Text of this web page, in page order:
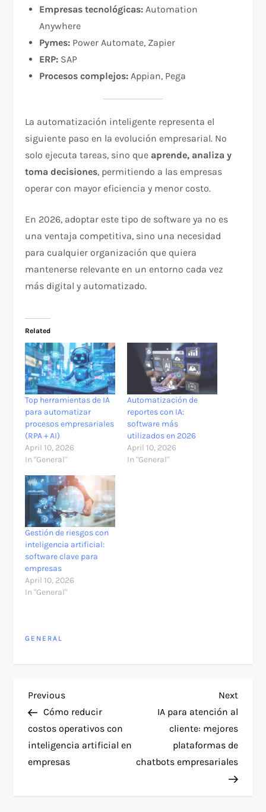
Empresas tecnológicas: Automation
Anywhere
Pymes: Power Automate, Zapier
ERP: SAP
Procesos complejos: Appian, Pega
La automatización inteligente representa el
siguiente paso en la evolución empresarial. No
solo ejecuta tareas, sino que aprende, analiza y
toma decisiones, permitiendo a las empresas
operar con mayor eficiencia y menor costo.
En 2026, adoptar este tipo de software ya no es
una ventaja competitiva, sino una necesidad
para cualquier organización que quiera
mantenerse relevante en un entorno cada vez
más digital y automatizado.
Related
Top herramientas de IA
para automatizar
procesos empresariales
(RPA + AI)
April 10, 2026
In "General"
Automatización de
reportes con IA:
software más
utilizados en 2026
April 10, 2026
In "General"
Gestión de riesgos con
inteligencia artificial:
software clave para
empresas
April 10, 2026
In "General"
GENERAL
P
o
s
Previous
Post
Previous
Cómo reducir
costos operativos con
inteligencia artificial en
empresas
Next
Post
Next
IA para atención al
cliente: mejores
plataformas de
chatbots empresariales